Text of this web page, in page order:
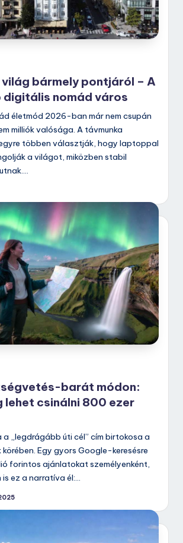
bármely pontjáról – A
digitális nomád város
életmód 2026-ban már nem csupán
milliók valósága. A távmunka
többen választják, hogy laptoppal
a világot, miközben stabil
barát módon:
lehet csinálni 800 ezer
„legdrágább úti cél” cím birtokosa a
Egy gyors Google-keresésre
forintos ajánlatokat személyenként,
is ez a narratíva él:…